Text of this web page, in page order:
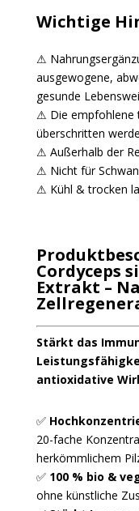
Wichtige
⚠
ausgewogene,
gesunde
⚠ Die empfohlene
überschritten
⚠ Außerhalb der
⚠ Nicht für
⚠ Kühl & trocken
Cordyceps
Extrakt –
Stärkt das
antioxidative
✅
20-fache
herkömmlichem
✅ 100 % bio &
ohne künstliche